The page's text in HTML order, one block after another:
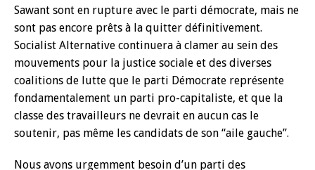
Sawant sont en rupture avec le parti démocrate, mais ne
sont pas encore prêts à la quitter définitivement.
Socialist Alternative continuera à clamer au sein des
mouvements pour la justice sociale et des diverses
coalitions de lutte que le parti Démocrate représente
fondamentalement un parti pro-capitaliste, et que la
classe des travailleurs ne devrait en aucun cas le
soutenir, pas même les candidats de son ‘‘aile gauche’’.
Nous avons urgemment besoin d’un parti des